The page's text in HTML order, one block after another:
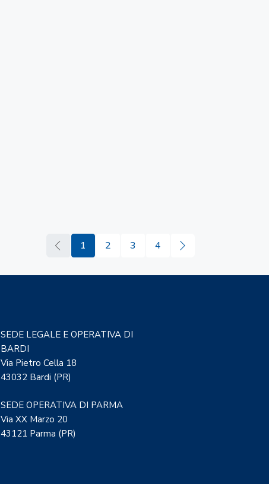
1 2 3 4
SEDE LEGALE E OPERATIVA DI
BARDI
Via Pietro Cella 18
43032 Bardi (PR)
SEDE OPERATIVA DI PARMA
Via XX Marzo 20
43121 Parma (PR)